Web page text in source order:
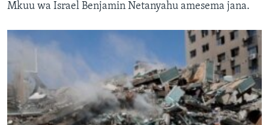
Mkuu wa Israel Benjamin Netanyahu amesema jana.